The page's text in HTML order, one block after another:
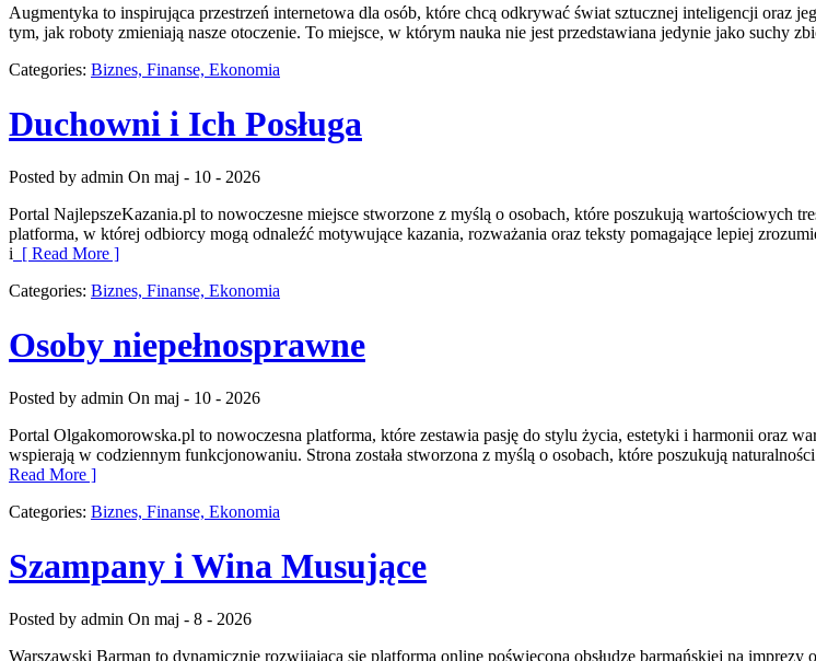
Augmentyka to inspirująca przestrzeń internetowa dla osób, które chcą odkrywać świat sztucznej inteligencji oraz
tym, jak roboty zmieniają nasze otoczenie. To miejsce, w którym nauka nie jest przedstawiana jedynie jako suchy
Categories: Biznes, Finanse, Ekonomia
Duchowni i Ich Posługa
Posted by admin On maj - 10 - 2026
Portal NajlepszeKazania.pl to nowoczesne miejsce stworzone z myślą o osobach, które poszukują wartościowych
platforma, w której odbiorcy mogą odnaleźć motywujące kazania, rozważania oraz teksty pomagające lepiej
i [ Read More ]
Categories: Biznes, Finanse, Ekonomia
Osoby niepełnosprawne
Posted by admin On maj - 10 - 2026
Portal Olgakomorowska.pl to nowoczesna platforma, które zestawia pasję do stylu życia, estetyki i harmonii oraz
wspierają w codziennym funkcjonowaniu. Strona została stworzona z myślą o osobach, które poszukują
Read More ]
Categories: Biznes, Finanse, Ekonomia
Szampany i Wina Musujące
Posted by admin On maj - 8 - 2026
Warszawski Barman to dynamicznie rozwijająca się platforma online poświęcona obsłudze barmańskiej na